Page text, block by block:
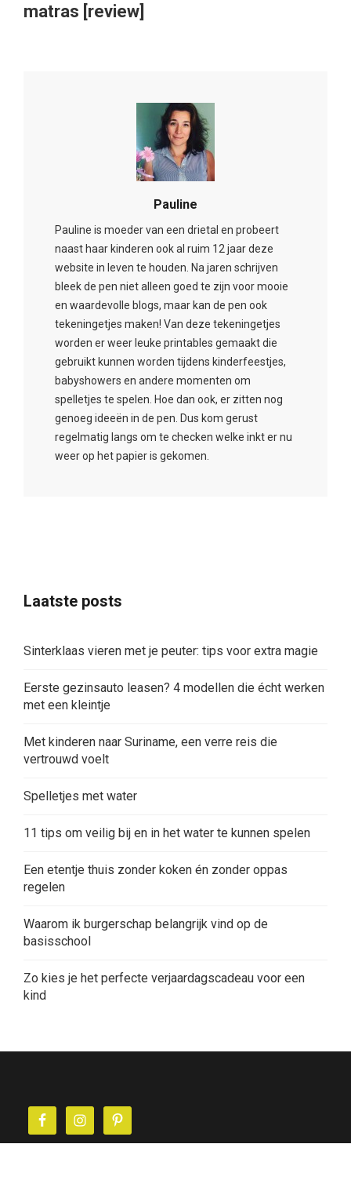
matras [review]
Pauline
Pauline is moeder van een drietal en probeert
naast haar kinderen ook al ruim 12 jaar deze
website in leven te houden. Na jaren schrijven
bleek de pen niet alleen goed te zijn voor mooie
en waardevolle blogs, maar kan de pen ook
tekeningetjes maken! Van deze tekeningetjes
worden er weer leuke printables gemaakt die
gebruikt kunnen worden tijdens kinderfeestjes,
babyshowers en andere momenten om
spelletjes te spelen. Hoe dan ook, er zitten nog
genoeg ideeën in de pen. Dus kom gerust
regelmatig langs om te checken welke inkt er nu
weer op het papier is gekomen.
Laatste posts
Sinterklaas vieren met je peuter: tips voor extra magie
Eerste gezinsauto leasen? 4 modellen die écht werken
met een kleintje
Met kinderen naar Suriname, een verre reis die
vertrouwd voelt
Spelletjes met water
11 tips om veilig bij en in het water te kunnen spelen
Een etentje thuis zonder koken én zonder oppas
regelen
Waarom ik burgerschap belangrijk vind op de
basisschool
Zo kies je het perfecte verjaardagscadeau voor een
kind